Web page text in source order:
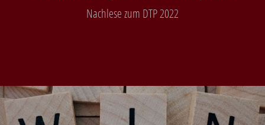
Nachlese zum DTP 2022